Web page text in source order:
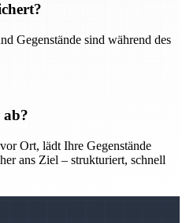
Gegenstände sind während des
ab?
Ort, lädt Ihre Gegenstände
ans Ziel – strukturiert, schnell